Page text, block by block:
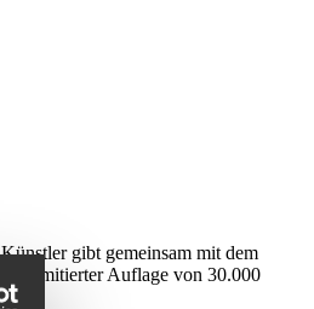
gibt gemeinsam mit dem
limitierter Auflage von 30.000